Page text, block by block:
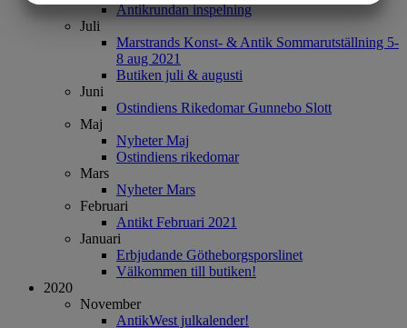
Antikrundan inspelning
Juli
Marstrands Konst- & Antik Sommarutställning 5-
8 aug 2021
Butiken juli & augusti
Juni
Ostindiens Rikedomar Gunnebo Slott
Maj
Nyheter Maj
Ostindiens rikedomar
Mars
Nyheter Mars
Februari
Antikt Februari 2021
Januari
Erbjudande Götheborgsporslinet
Välkommen till butiken!
2020
November
AntikWest julkalender!
MARKNADSFÖRING STATISTIK